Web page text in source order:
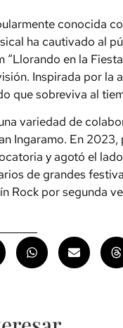
conocida
ha cautivado al
“Llorando en la
Inspirada por la
que sobreviva al
variedad de
Ingaramo. En
y agotó el
de grandes
Rock por segunda